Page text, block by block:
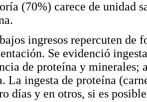
(70%) carece de unidad
ingresos repercuten de
Se evidenció
de proteína y minerales;
La ingesta de proteína
días y en otros, si es